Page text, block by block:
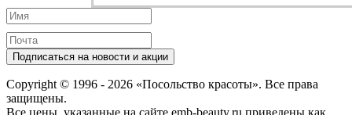
Подписаться на новости и акции
Copyright © 1996 - 2026 «Посольство красоты». Все права
защищены.
Все цены, указанные на сайте emb-beauty.ru приведены как